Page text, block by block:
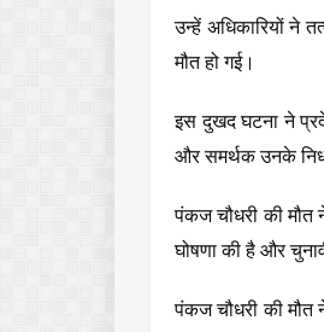
उन्हें अधिकारियों ने
मौत हो गई।
इस दुखद घटना ने
और समर्थक उनके
पंकज चौधरी की मौत
घोषणा की है और
पंकज चौधरी की मौत